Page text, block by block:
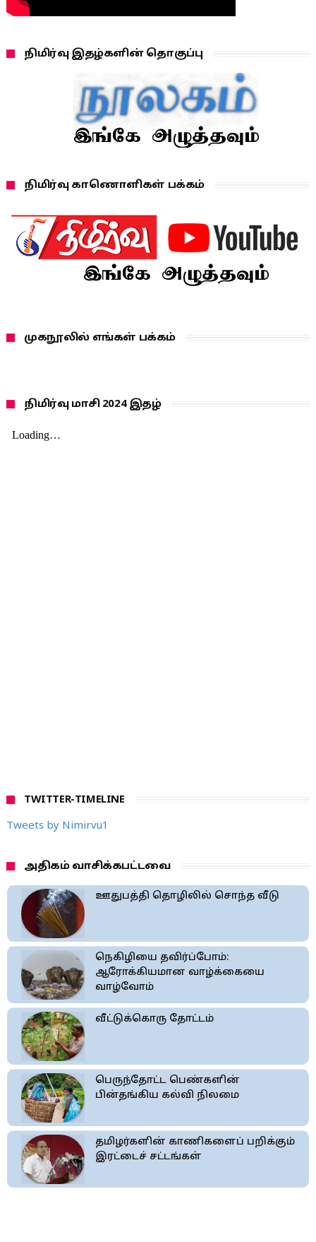
நிமிர்வு இதழ்களின் தொகுப்பு
நிமிர்வு காணொளிகள் பக்கம்
முகநூலில் எங்கள் பக்கம்
நிமிர்வு மாசி 2024 இதழ்
TWITTER-TIMELINE
Tweets by Nimirvu1
அதிகம் வாசிக்கபட்டவை
ஊதுபத்தி தொழிலில் சொந்த வீடு
நெகிழியை தவிர்ப்போம்:
ஆரோக்கியமான வாழ்க்கையை
வாழ்வோம்
வீட்டுக்கொரு தோட்டம்
பெருந்தோட்ட பெண்களின்
பின்தங்கிய கல்வி நிலமை
தமிழர்களின் காணிகளைப் பறிக்கும்
இரட்டைச் சட்டங்கள்